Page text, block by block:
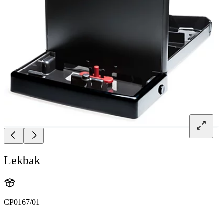
Lekbak
CP0167/01